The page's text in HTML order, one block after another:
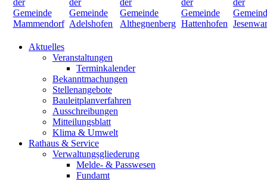
Aktuelles
Veranstaltungen
Terminkalender
Bekanntmachungen
Stellenangebote
Bauleitplanverfahren
Ausschreibungen
Mitteilungsblatt
Klima & Umwelt
Rathaus & Service
Verwaltungsgliederung
Melde- & Passwesen
Fundamt